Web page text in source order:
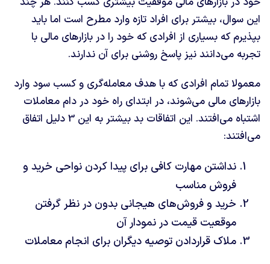
این سوال، بیشتر برای افراد تازه وارد مطرح است اما باید
بپذیرم که بسیاری از افرادی که خود را در بازارهای مالی با
تجربه می‌دانند نیز پاسخ روشنی برای آن ندارند.
معمولا تمام افرادی که با هدف معامله‌گری و کسب سود وارد
بازارهای مالی می‌شوند، در ابتدای راه خود در دام معاملات
اشتباه می‌افتند. این اتفاقات بد بیشتر به این 3 دلیل اتفاق
می‌افتند:
نداشتن مهارت کافی برای پیدا کردن نواحی خرید و
فروش مناسب
خرید و فروش‌های هیجانی بدون در نظر گرفتن
موقعیت قیمت در نمودار آن
ملاک قراردادن توصیه دیگران برای انجام معاملات